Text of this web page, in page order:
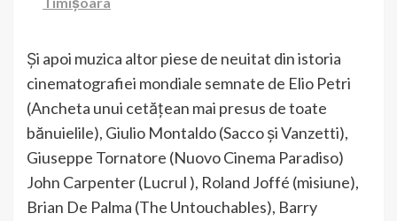
Și apoi muzica altor piese de neuitat din istoria
cinematografiei mondiale semnate de Elio Petri
(Ancheta unui cetățean mai presus de toate
bănuielile), Giulio Montaldo (Sacco și Vanzetti),
Giuseppe Tornatore (Nuovo Cinema Paradiso)
John Carpenter (Lucrul ), Roland Joffé (misiune),
Brian De Palma (The Untouchables), Barry